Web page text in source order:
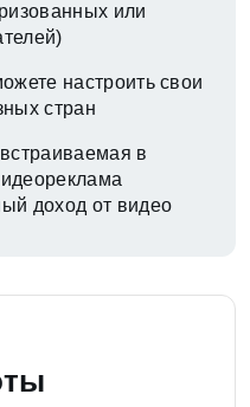
или
настроить свои
стран
в
доход от видео